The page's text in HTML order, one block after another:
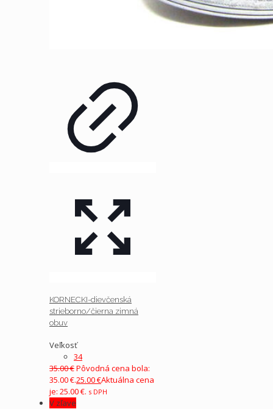
KORNECKI-dievčenská
strieborno/čierna zimná
obuv
Veľkosť
34
35.00€Pôvodná cena bola:
35.00 €.25.00€Aktuálna cena
je: 25.00 €. s DPH
V zľave